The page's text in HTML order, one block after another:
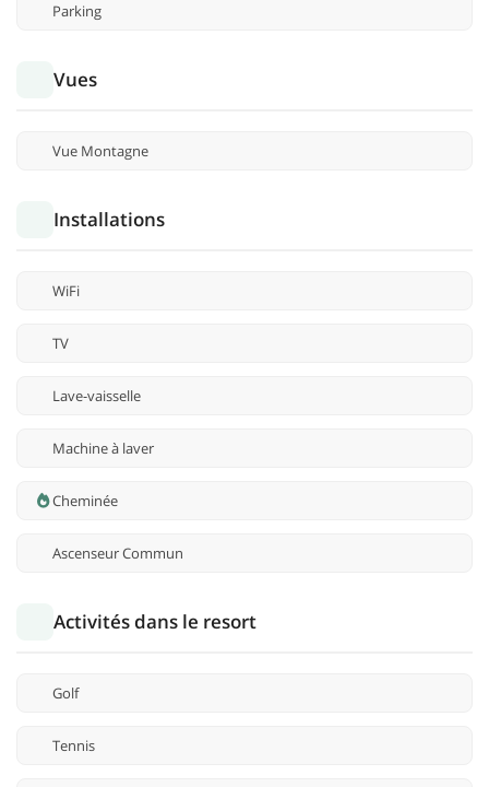
Parking
Vues
Vue Montagne
Installations
WiFi
TV
Lave-vaisselle
Machine à laver
Cheminée
Ascenseur Commun
Activités dans le resort
Golf
Tennis